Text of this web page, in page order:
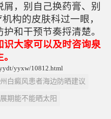
，别自己换药膏、别
构的皮肤科过一眼，
和干预节奏捋清楚。
大家可以及时咨询泉
yyxw/10812.html
白癜风患者海边防晒建议
期能不能晒太阳